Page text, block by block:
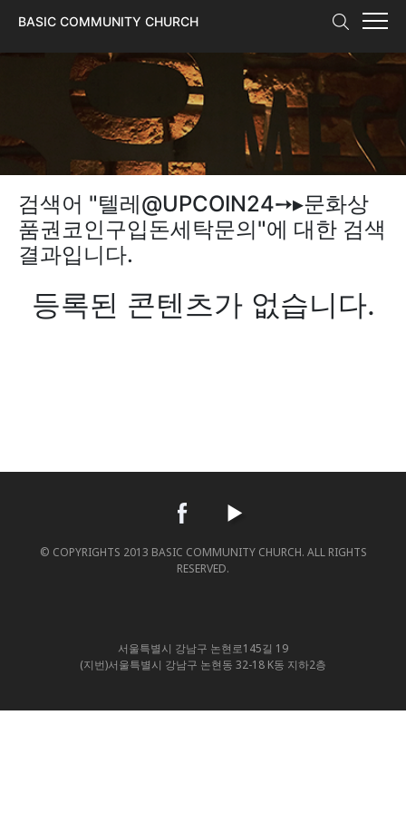
BASIC COMMUNITY CHURCH
검색어 "텔레@UPCOIN24➙▸문화상
품권코인구입돈세탁문의"에 대한 검색
결과입니다.
등록된 콘텐츠가 없습니다.
© COPYRIGHTS 2013 BASIC COMMUNITY CHURCH. ALL RIGHTS
RESERVED.
서울특별시 강남구 논현로145길 19
(지번)서울특별시 강남구 논현동 32-18 K동 지하2층